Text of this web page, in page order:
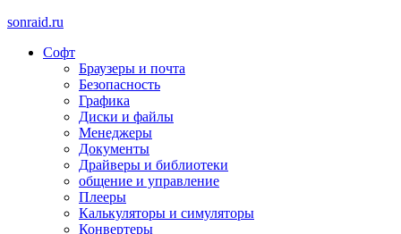
sonraid.ru
Скачивай программы, мини игры
Софт
Браузеры и почта
Безопасность
Графика
Диски и файлы
Менеджеры
Документы
Драйверы и библиотеки
общение и управление
Плееры
Калькуляторы и симуляторы
Конвертеры